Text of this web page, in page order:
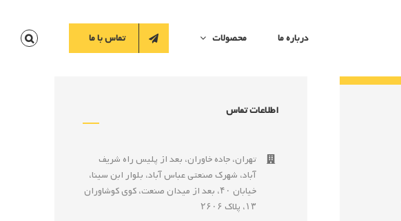
درباره ما محصولات تماس با ما
اطلاعات تماس
تهران، جاده خاوران، بعد از پليس راه شريف
آباد، شهرک صنعتى عباس آباد، بلوار ابن سينا،
خيابان ۴۰، بعد از ميدان صنعت، كوی كوشاوران
۱۳، پلاک ۲۶۰۶